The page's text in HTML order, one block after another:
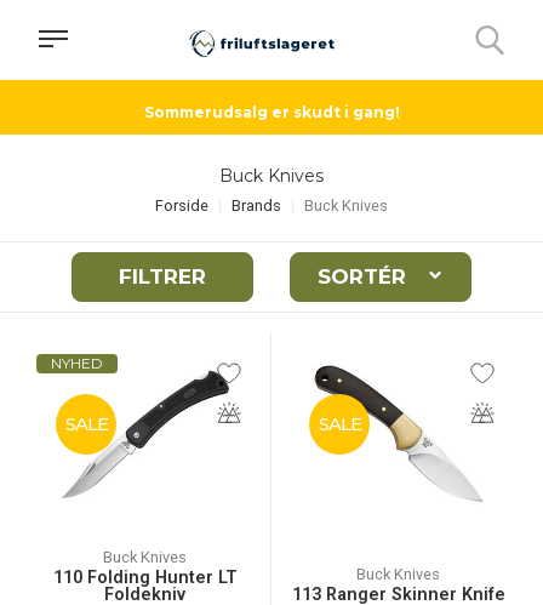
Sommerudsalg er skudt i gang!
Buck Knives
Forside Brands Buck Knives
FILTRER SORTÉR
NYHED
SALE
Buck Knives
110 Folding Hunter LT
Foldekniv
SALE
Buck Knives
113 Ranger Skinner Knife